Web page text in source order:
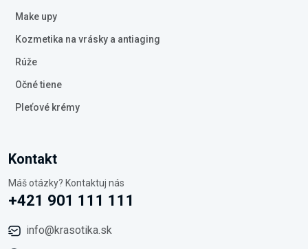
Make upy
Kozmetika na vrásky a antiaging
Rúže
Očné tiene
Pleťové krémy
Kontakt
Máš otázky? Kontaktuj nás
+421 901 111 111
info@krasotika.sk